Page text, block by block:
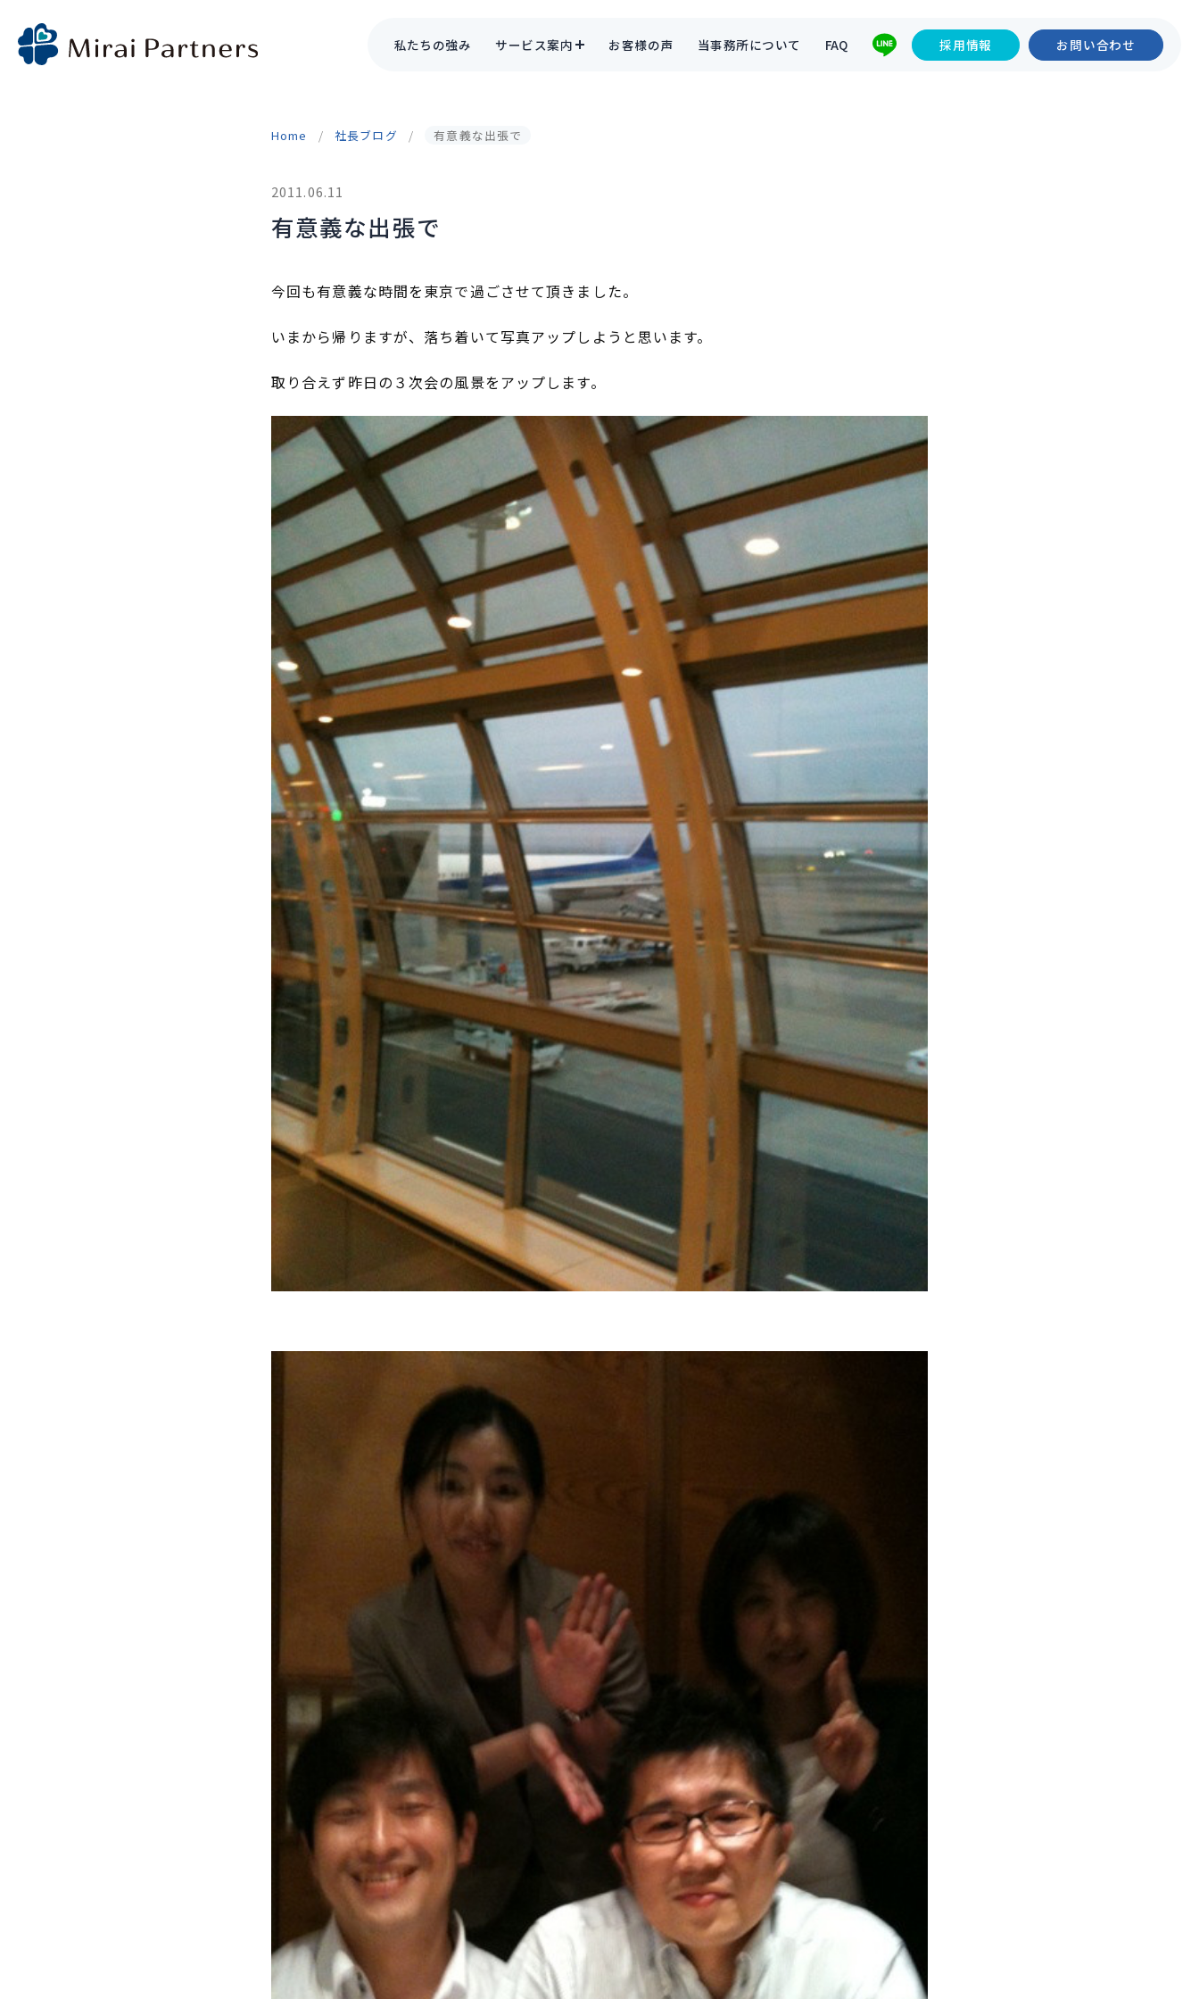
私たちの強み サービス案内 お客様の声 当事務所について FAQ 採用情報 お問い合わせ
Home 社長ブログ 有意義な出張で
2011.06.11
有意義な出張で
今回も有意義な時間を東京で過ごさせて頂きました。
いまから帰りますが、落ち着いて写真アップしようと思います。
取り合えず昨日の３次会の風景をアップします。